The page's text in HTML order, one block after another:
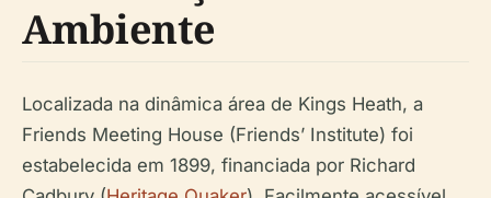
Ambiente
Localizada na dinâmica área de Kings Heath, a
Friends Meeting House (Friends’ Institute) foi
estabelecida em 1899, financiada por Richard